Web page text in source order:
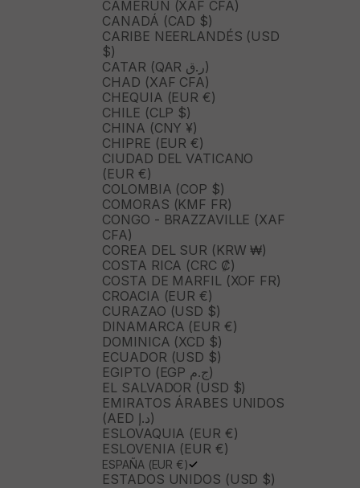
CAMERÚN (XAF CFA)
CANADÁ (CAD $)
CARIBE NEERLANDÉS (USD
$)
CATAR (QAR ر.ق)
CHAD (XAF CFA)
CHEQUIA (EUR €)
CHILE (CLP $)
CHINA (CNY ¥)
CHIPRE (EUR €)
CIUDAD DEL VATICANO
(EUR €)
COLOMBIA (COP $)
COMORAS (KMF FR)
CONGO - BRAZZAVILLE (XAF
CFA)
COREA DEL SUR (KRW ₩)
COSTA RICA (CRC ₡)
COSTA DE MARFIL (XOF FR)
CROACIA (EUR €)
CURAZAO (USD $)
DINAMARCA (EUR €)
DOMINICA (XCD $)
ECUADOR (USD $)
EGIPTO (EGP ج.م)
EL SALVADOR (USD $)
EMIRATOS ÁRABES UNIDOS
(AED د.إ)
ESLOVAQUIA (EUR €)
ESLOVENIA (EUR €)
ESPAÑA (EUR €)
ESTADOS UNIDOS (USD $)